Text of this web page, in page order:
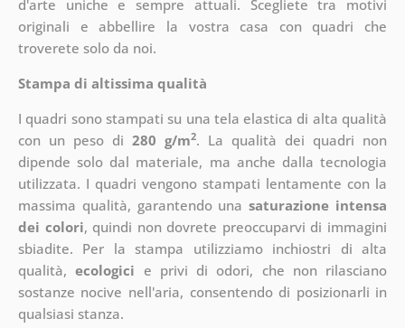
d'arte uniche e sempre attuali. Scegliete tra motivi
originali e abbellire la vostra casa con quadri che
troverete solo da noi.
Stampa di altissima qualità
I quadri sono stampati su una tela elastica di alta qualità
con un peso di 280 g/m2. La qualità dei quadri non
dipende solo dal materiale, ma anche dalla tecnologia
utilizzata. I quadri vengono stampati lentamente con la
massima qualità, garantendo unasaturazione intensa
dei colori, quindi non dovrete preoccuparvi di immagini
sbiadite. Per la stampa utilizziamo inchiostri di alta
qualità,ecologici e privi di odori, che non rilasciano
sostanze nocive nell'aria, consentendo di posizionarli in
qualsiasi stanza.